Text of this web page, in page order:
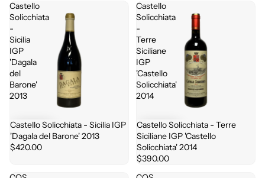
Castello
Solicchiata
-
Sicilia
IGP
'Dagala
del
Barone'
2013
Castello Solicchiata - Sicilia IGP
'Dagala del Barone' 2013
$420.00
Castello
Solicchiata
-
Terre
Siciliane
IGP
'Castello
Solicchiata'
2014
Castello Solicchiata - Terre
Siciliane IGP 'Castello
Solicchiata' 2014
$390.00